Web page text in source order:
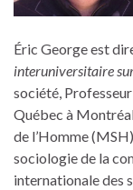
Éric George est
interuniversitaire
société,
Québec à
de l’Homme
sociologie de la
internationale des